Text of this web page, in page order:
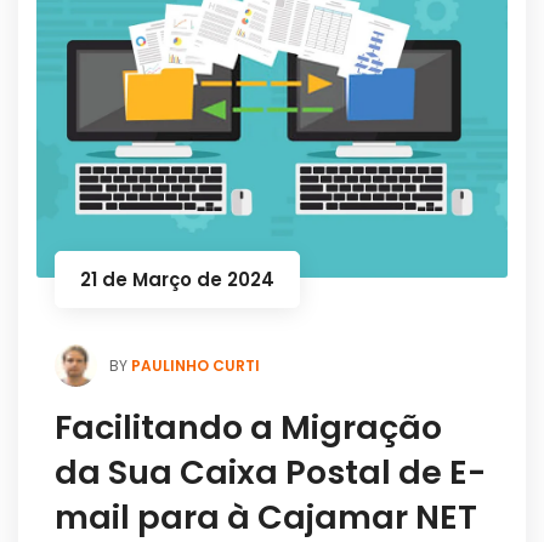
21 de Março de 2024
BY PAULINHO CURTI
Facilitando a Migração
da Sua Caixa Postal de E-
mail para à Cajamar NET